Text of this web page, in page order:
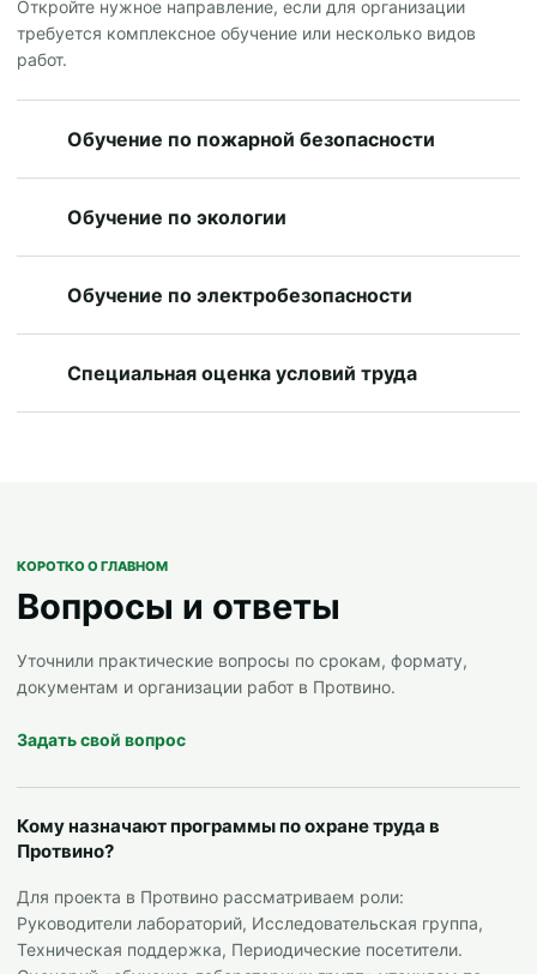
Откройте нужное направление, если для организации
требуется комплексное обучение или несколько видов
работ.
Обучение по пожарной безопасности
Обучение по экологии
Обучение по электробезопасности
Специальная оценка условий труда
КОРОТКО О ГЛАВНОМ
Вопросы и ответы
Уточнили практические вопросы по срокам, формату,
документам и организации работ в Протвино.
Задать свой вопрос
Кому назначают программы по охране труда в
Протвино?
Для проекта в Протвино рассматриваем роли:
Руководители лабораторий, Исследовательская группа,
Техническая поддержка, Периодические посетители.